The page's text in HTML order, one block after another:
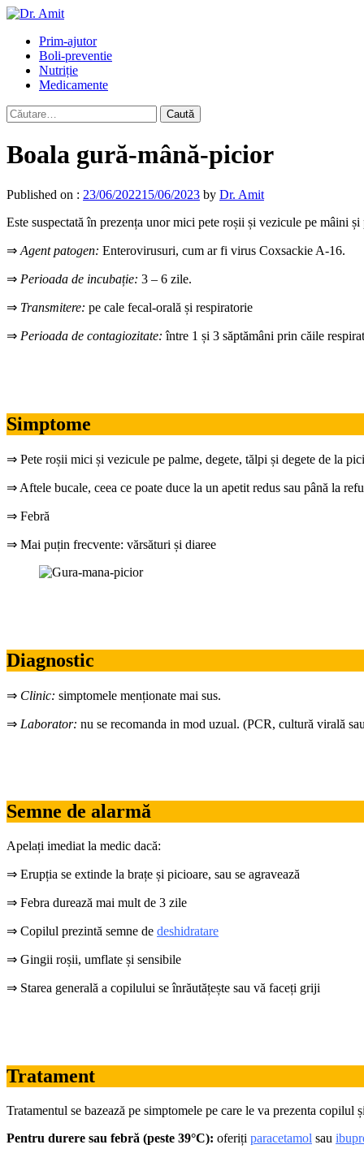
Skip
content
Primary
Menu
Prim-ajutor
Boli-preventie
Nutriție
Medicamente
Caută
după:
Boala gură-mână-picior
Published on : 23/06/202215/06/2023 by Dr. Amit
Este suspectată în prezența unor mici pete roșii și vezicule pe mâini și
⇒ Agent patogen: Enterovirusuri, cum ar fi virus Coxsackie A-16.
⇒ Perioada de incubație: 3 – 6 zile.
⇒ Transmitere: pe cale fecal-orală și respiratorie
⇒ Perioada de contagiozitate: între 1 și 3 săptămâni prin căile
Simptome
⇒ Pete roșii mici și vezicule pe palme, degete, tălpi și degete de la
⇒ Aftele bucale, ceea ce poate duce la un apetit redus sau până la
⇒ Febră
⇒ Mai puțin frecvente: vărsături și diaree
Diagnostic
⇒ Clinic: simptomele menționate mai sus.
⇒ Laborator: nu se recomanda in mod uzual. (PCR, cultură virală
Semne de alarmă
Apelați imediat la medic dacă:
⇒ Erupția se extinde la brațe și picioare, sau se agravează
⇒ Febra durează mai mult de 3 zile
⇒ Copilul prezintă semne de deshidratare
⇒ Gingii roșii, umflate și sensibile
⇒ Starea generală a copilului se înrăutățește sau vă faceți griji
Tratament
Tratamentul se bazează pe simptomele pe care le va prezenta copilul
Pentru durere sau febră (peste 39°C): oferiți paracetamol sau